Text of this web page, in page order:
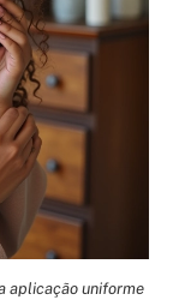
aplicação uniforme